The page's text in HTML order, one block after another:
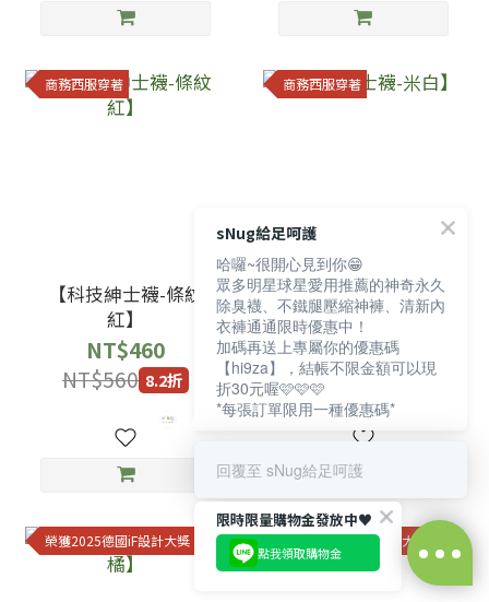
商務西服穿著
【科技紳士襪-條紋
紅】
NT$460
NT$560 8.2折
商務西服穿著
【科技紳士襪-米白】
NT$460
NT$560 8.2折
榮獲2025德國iF設計大獎 榮獲2025德國iF設計大獎
sNug給足呵護
哈囉~很開心見到你😁
眾多明星球星愛用推薦的神奇永久
除臭襪、不鐵腿壓縮神褲、清新內
衣褲通通限時優惠中！
加碼再送上專屬你的優惠碼
【hi9za】，結帳不限金額可以現
折30元喔🩷🩷🩷
*每張訂單限用一種優惠碼*
回覆至 sNug給足呵護
限時限量購物金發放中♥️
點我領取購物金